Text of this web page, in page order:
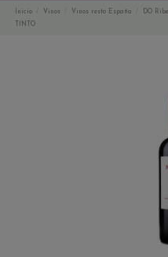
Inicio Vinos Vinos resto España DO
TINTO